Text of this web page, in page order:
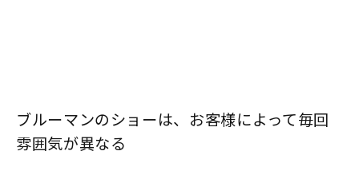
ブルーマンのショーは、お客様によって毎回
雰囲気が異なる